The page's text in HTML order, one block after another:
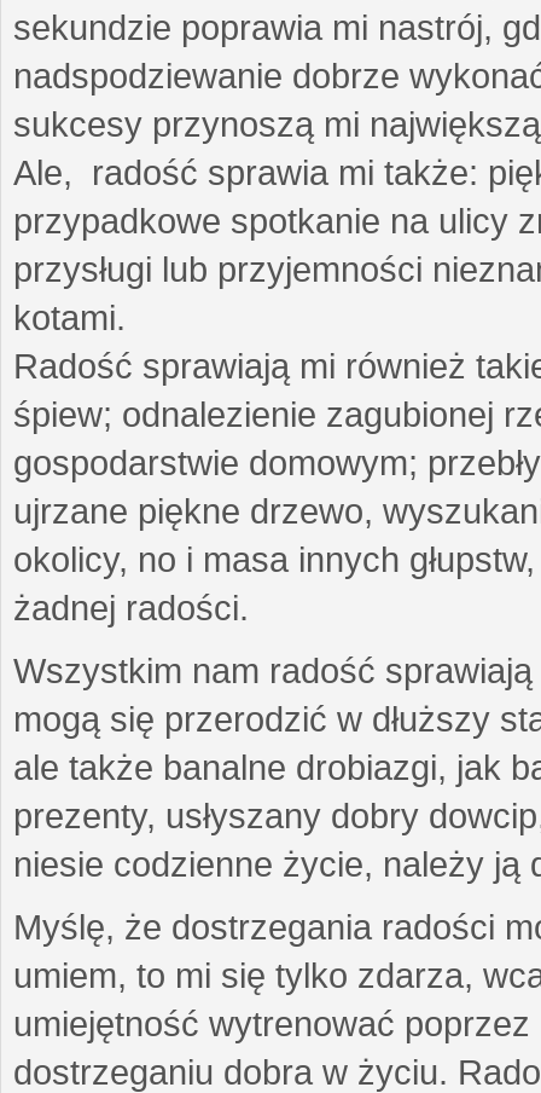
sekundzie poprawia mi nastrój,
nadspodziewanie dobrze
sukcesy przynoszą mi
Ale, radość sprawia mi także:
przypadkowe spotkanie na ulicy
przysługi lub przyjemności
kotami.
Radość sprawiają mi również
śpiew; odnalezienie zagubionej
gospodarstwie domowym;
ujrzane piękne drzewo,
okolicy, no i masa innych
żadnej radości.
Wszystkim nam radość
mogą się przerodzić w dłuższy
ale także banalne drobiazgi, jak
prezenty, usłyszany dobry
niesie codzienne życie, należy
Myślę, że dostrzegania radości
umiem, to mi się tylko zdarza,
umiejętność wytrenować
dostrzeganiu dobra w życiu.